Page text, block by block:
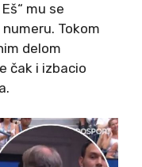
mu se
Tokom
delom
čak i izbacio